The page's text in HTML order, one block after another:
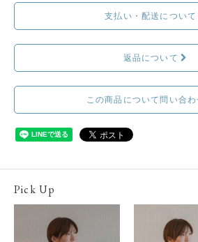
支払い・配送について
返品について
この商品について問い合わ
Pick Up